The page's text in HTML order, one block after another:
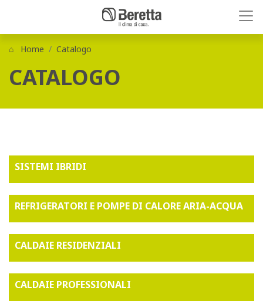
Home Catalogo
CATALOGO
SISTEMI IBRIDI
REFRIGERATORI E POMPE DI CALORE ARIA-ACQUA
CALDAIE RESIDENZIALI
CALDAIE PROFESSIONALI